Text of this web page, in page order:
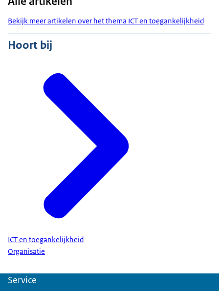
Bekijk meer artikelen over het thema ICT en toegankelijkheid
Hoort bij
ICT en toegankelijkheid
Organisatie
Service